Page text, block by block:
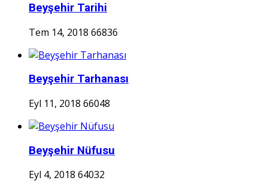
Beyşehir Tarihi
Tem 14, 2018 66836
Beyşehir Tarhanası
Eyl 11, 2018 66048
Beyşehir Nüfusu
Eyl 4, 2018 64032